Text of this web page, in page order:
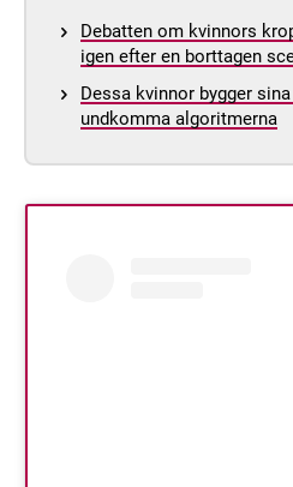
Debatten om kvinnors
igen efter en borttagen
Dessa kvinnor bygger
undkomma algoritmerna